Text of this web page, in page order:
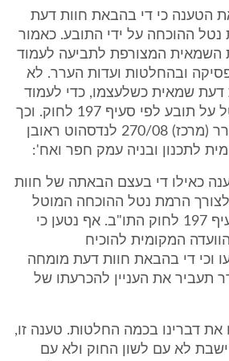
הטענה כי די בהבאת חוות דעת
ההוכחה על ידי התובע. כאמור
השמאית המצורפת לתביעה לעמוד
ובהחלטות ועדות הערר. לא
דעת שמאית כשלעצמו, כדי לעמוד
בנטל ההוכחה המוטל על תובע לפי סעיף 197 לחוק. וכך
קבענו, בין היתר, בערר (מרכז) 270/08 לנדסהוט ראובן
לתכנון ובניה עמק חפר ואח':
כאילו די בעצם הבאתה של חוות
הרמת נטל ההוכחה המוטל
על התובעים, לפי סעיף 197 לחוק התו"ב. אף נטען כי
המקומית להוכיח
וכי די בהבאת חוות דעת מומחה
תעביר את העניין להכרעתו של
את דברינו בכמה החלטות. טענה זו,
לא עם לשון החוק ולא עם